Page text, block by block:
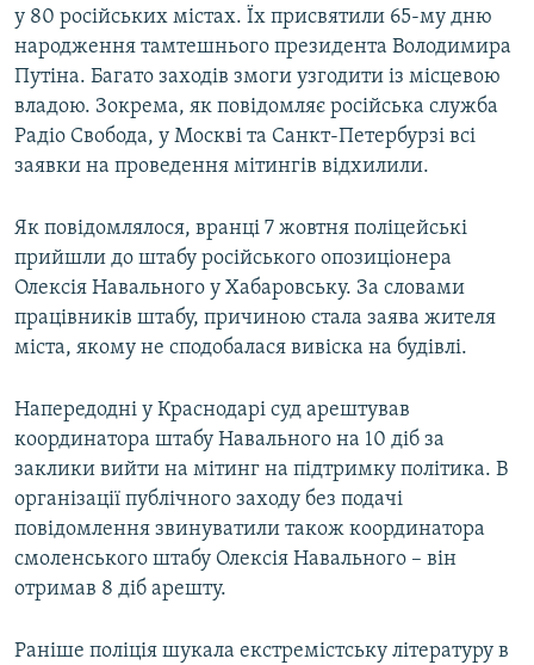
у 80 російських містах. Їх присвятили 65-му дню
народження тамтешнього президента Володимира
Путіна. Багато заходів змоги узгодити із місцевою
владою. Зокрема, як повідомляє російська служба
Радіо Свобода, у Москві та Санкт-Петербурзі всі
заявки на проведення мітингів відхилили.
Як повідомлялося, вранці 7 жовтня поліцейські
прийшли до штабу російського опозиціонера
Олексія Навального у Хабаровську. За словами
працівників штабу, причиною стала заява жителя
міста, якому не сподобалася вивіска на будівлі.
Напередодні у Краснодарі суд арештував
координатора штабу Навального на 10 діб за
заклики вийти на мітинг на підтримку політика. В
організації публічного заходу без подачі
повідомлення звинуватили також координатора
смоленського штабу Олексія Навального – він
отримав 8 діб арешту.
Раніше поліція шукала екстремістську літературу в